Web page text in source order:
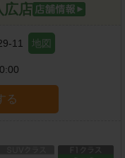
広店
11 地図
る